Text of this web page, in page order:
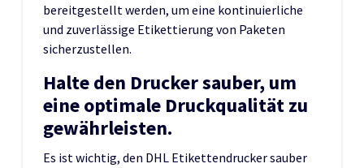
bereitgestellt werden, um eine kontinuierliche
und zuverlässige Etikettierung von Paketen
sicherzustellen.
Halte den Drucker sauber, um
eine optimale Druckqualität zu
gewährleisten.
Es ist wichtig, den DHL Etikettendrucker sauber